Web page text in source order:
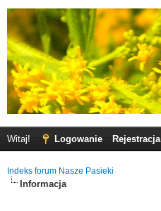
Witaj! Logowanie Rejestracja
Indeks forum Nasze Pasieki
Informacja